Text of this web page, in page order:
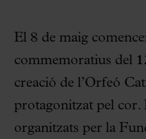
El 8 de maig
commemoratius del
creació de l’Orfeó
protagonitzat pel cor.
organitzats per la